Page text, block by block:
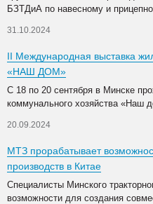
БЗТДиА по навесному и
31.10.2024
II Международная выставка
«НАШ ДОМ»
С 18 по 20 сентября в Минске
коммунального хозяйства «Наш
20.09.2024
МТЗ прорабатывает
производств в Китае
Специалисты Минского
возможности для создания